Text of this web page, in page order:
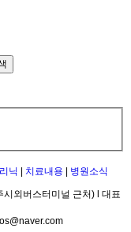
닉 치료내용 병원소식
외버스터미널 근처) l 대표